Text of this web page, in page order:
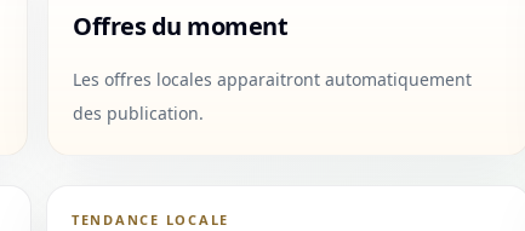
Offres du moment
Les offres locales apparaitront automatiquement
des publication.
TENDANCE LOCALE